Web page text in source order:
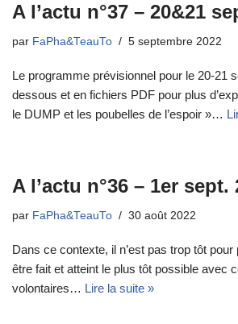
A l’actu n°37 – 20&21
par FaPha&TeauTo 5 septembre 2022
Le programme prévisionnel pour le 20-21
dessous et en fichiers PDF pour plus
le DUMP et les poubelles de l’espoir »…
A l’actu n°36 – 1er sept.
par FaPha&TeauTo 30 août 2022
Dans ce contexte, il n’est pas trop tôt
être fait et atteint le plus tôt possible avec
volontaires… Lire la suite »